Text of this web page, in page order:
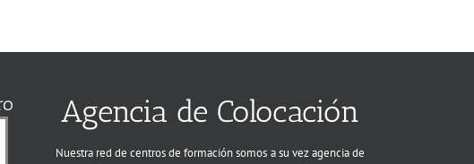
Agencia de Colocación
Nuestra red de centros de formación somos a su vez agencia de